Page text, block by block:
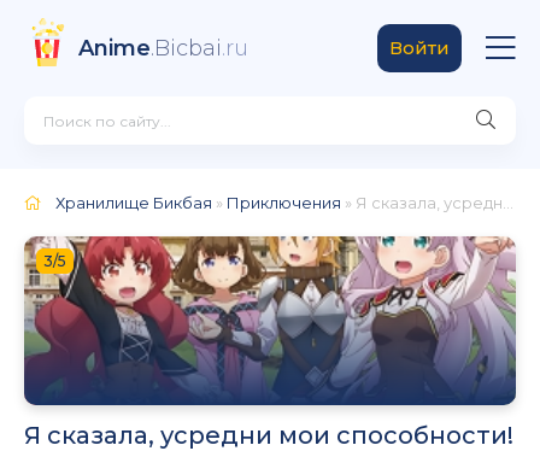
Anime.Bicbai.ru Войти
Хранилище Бикбая » Приключения » Я сказала, усредни мои способности! / Watashi, Nouryoku wa Heikinchi de tte Itta yo ne! (2019)
3/5
Я сказала, усредни мои способности!